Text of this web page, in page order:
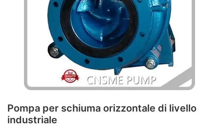
Pompa per schiuma orizzontale di livello
industriale